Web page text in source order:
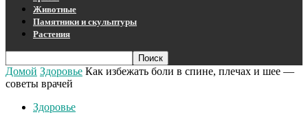
Животные
Памятники и скульптуры
Растения
Домой Здоровье Как избежать боли в спине, плечах и шее —
советы врачей
Здоровье